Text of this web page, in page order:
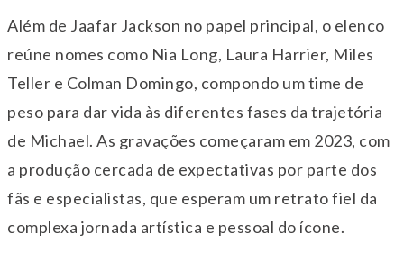
Além de Jaafar Jackson no papel principal, o elenco
reúne nomes como Nia Long, Laura Harrier, Miles
Teller e Colman Domingo, compondo um time de
peso para dar vida às diferentes fases da trajetória
de Michael. As gravações começaram em 2023, com
a produção cercada de expectativas por parte dos
fãs e especialistas, que esperam um retrato fiel da
complexa jornada artística e pessoal do ícone.